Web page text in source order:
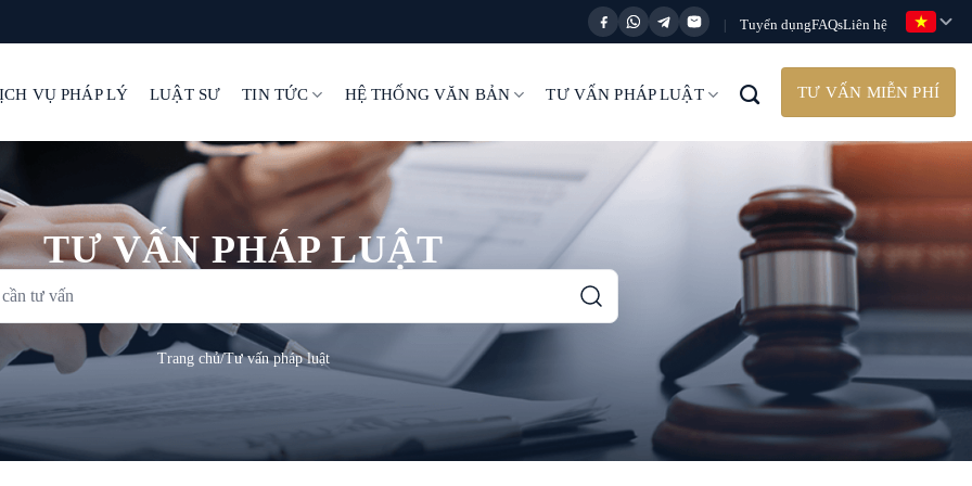
| Tuyển dụngFAQsLiên hệ
VỤ PHÁP LÝ LUẬT SƯ TIN TỨC HỆ THỐNG VĂN BẢN TƯ VẤN PHÁP LUẬT TƯ VẤN MIỄN PHÍ
TƯ VẤN PHÁP LUẬT
Trang chủ/Tư vấn pháp luật